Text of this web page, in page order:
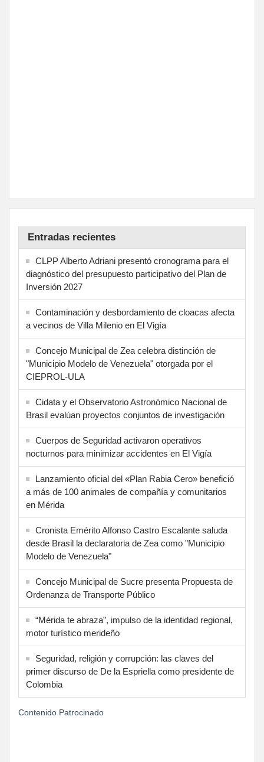
Entradas recientes
CLPP Alberto Adriani presentó cronograma para el
diagnóstico del presupuesto participativo del Plan de
Inversión 2027
Contaminación y desbordamiento de cloacas afecta
a vecinos de Villa Milenio en El Vigía
Concejo Municipal de Zea celebra distinción de
"Municipio Modelo de Venezuela" otorgada por el
CIEPROL-ULA
Cidata y el Observatorio Astronómico Nacional de
Brasil evalúan proyectos conjuntos de investigación
Cuerpos de Seguridad activaron operativos
nocturnos para minimizar accidentes en El Vigía
Lanzamiento oficial del «Plan Rabia Cero» benefició
a más de 100 animales de compañía y comunitarios
en Mérida
Cronista Emérito Alfonso Castro Escalante saluda
desde Brasil la declaratoria de Zea como "Municipio
Modelo de Venezuela"
Concejo Municipal de Sucre presenta Propuesta de
Ordenanza de Transporte Público
“Mérida te abraza”, impulso de la identidad regional,
motor turístico merideño
Seguridad, religión y corrupción: las claves del
primer discurso de De la Espriella como presidente de
Colombia
Contenido Patrocinado